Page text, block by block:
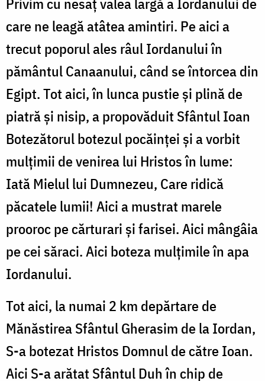
care ne leagă atâtea amintiri. Pe aici a
trecut poporul ales râul Iordanului în
pământul Canaanului, când se întorcea din
Egipt. Tot aici, în lunca pustie și plină de
piatră și nisip, a propovăduit Sfântul Ioan
Botezătorul botezul pocăinței și a vorbit
mulțimii de venirea lui Hristos în lume:
Iată Mielul lui Dumnezeu, Care ridică
păcatele lumii! Aici a mustrat marele
prooroc pe cărturari și farisei. Aici mângâia
pe cei săraci. Aici boteza mulțimile în apa
Iordanului.
Tot aici, la numai 2 km depărtare de
Mănăstirea Sfântul Gherasim de la Iordan,
S-a botezat Hristos Domnul de către Ioan.
Aici S-a arătat Sfântul Duh în chip de